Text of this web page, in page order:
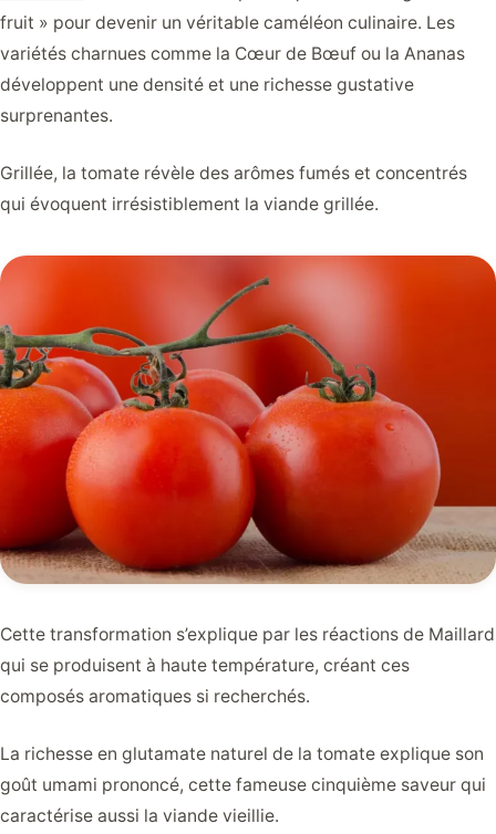
fruit » pour devenir un véritable caméléon culinaire. Les
variétés charnues comme la Cœur de Bœuf ou la Ananas
développent une densité et une richesse gustative
surprenantes.
Grillée, la tomate révèle des arômes fumés et concentrés
qui évoquent irrésistiblement la viande grillée.
Cette transformation s’explique par les réactions de Maillard
qui se produisent à haute température, créant ces
composés aromatiques si recherchés.
La richesse en glutamate naturel de la tomate explique son
goût umami prononcé, cette fameuse cinquième saveur qui
caractérise aussi la viande vieillie.